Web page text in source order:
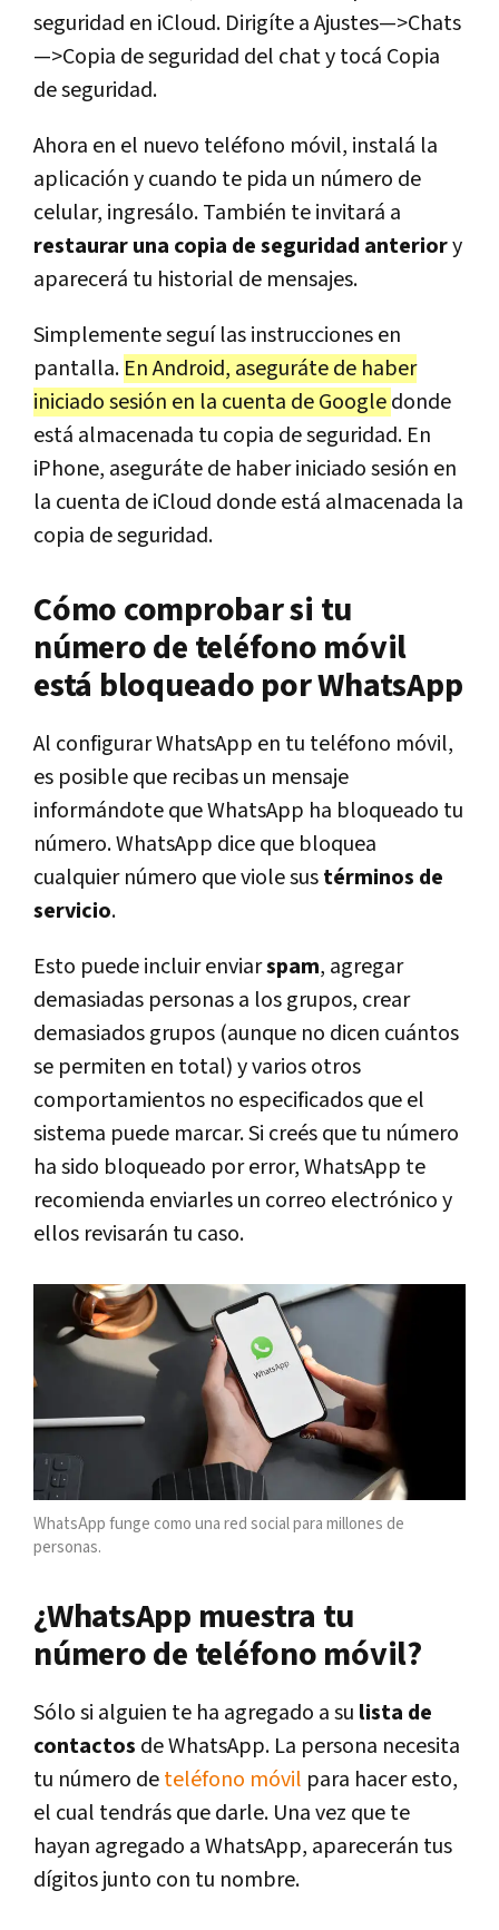
seguridad en iCloud. Dirigíte a Ajustes—>Chats
—>Copia de seguridad del chat y tocá Copia
de seguridad.
Ahora en el nuevo teléfono móvil, instalá la
aplicación y cuando te pida un número de
celular, ingresálo. También te invitará a
restaurar una copia de seguridad anteriory
aparecerá tu historial de mensajes.
Simplemente seguí las instrucciones en
pantalla. En Android, aseguráte de haber
iniciado sesión en la cuenta de Googledonde
está almacenada tu copia de seguridad. En
iPhone, aseguráte de haber iniciado sesión en
la cuenta de iCloud donde está almacenada la
copia de seguridad.
Cómo comprobar si tu
número de teléfono móvil
está bloqueado por WhatsApp
Al configurar WhatsApp en tu teléfono móvil,
es posible que recibas un mensaje
informándote que WhatsApp ha bloqueado tu
número. WhatsApp dice que bloquea
cualquier número que viole sustérminos de
servicio.
Esto puede incluir enviarspam, agregar
demasiadas personas a los grupos, crear
demasiados grupos (aunque no dicen cuántos
se permiten en total) y varios otros
comportamientos no especificados que el
sistema puede marcar. Si creés que tu número
ha sido bloqueado por error, WhatsApp te
recomienda enviarles un correo electrónico y
ellos revisarán tu caso.
WhatsApp funge como una red social para millones de
personas.
¿WhatsApp muestra tu
número de teléfono móvil?
Sólo si alguien te ha agregado a su lista de
contactos de WhatsApp. La persona necesita
tu número deteléfono móvil para hacer esto,
el cual tendrás que darle. Una vez que te
hayan agregado a WhatsApp, aparecerán tus
dígitos junto con tu nombre.